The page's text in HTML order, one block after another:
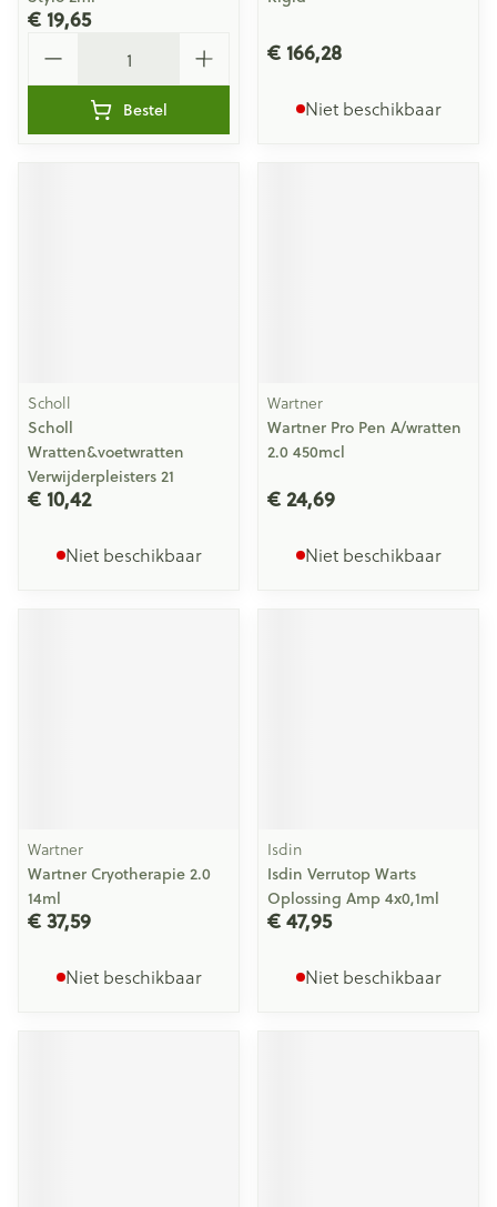
€ 19,65
Bestel
€ 166,28
Niet beschikbaar
Scholl
Scholl
Wratten&voetwratten
Verwijderpleisters 21
€ 10,42
Niet beschikbaar
Wartner
Wartner Pro Pen A/wratten
2.0 450mcl
€ 24,69
Niet beschikbaar
Wartner
Wartner Cryotherapie 2.0
14ml
€ 37,59
Niet beschikbaar
Isdin
Isdin Verrutop Warts
Oplossing Amp 4x0,1ml
€ 47,95
Niet beschikbaar